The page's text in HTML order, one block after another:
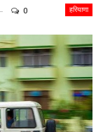
हरियाणा
0